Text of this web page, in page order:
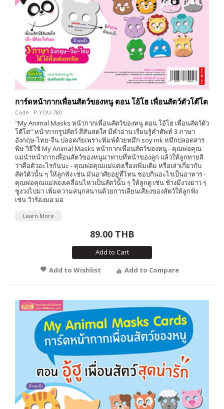
การ์ดหน้ากากเพื่อนสัตว์ของหนู ตอน โอ้โฮ เพื่อนสัตว์ตัวโต๊โต
Code : P-YOU-780
"My Animal Masks หน้ากากเพื่อนสัตว์ของหนู ตอน โอ้โฮ เพื่อนสัตว์ตัว
โต๊โต" หน้ากากรูปสัตว์ สีสันสดใส มีคำอ่าน เรียนรู้คำศัพท์ 3 ภาษา
อังกฤษ-ไทย-จีน ปลอดภัยเพราะพิมพ์ด้วยหมึก soy ink หมึกปลอดสาร
พิษ วิธีใช้ My Animal Masks หน้ากากเพื่อนสัตว์ของหนู - คุณพ่อคุณ
แม่นำหน้ากากเพื่อนสัตว์ของหนูมาทาบที่หน้าของลูก แล้วให้ลูกทายสิ
ว่าคือตัวอะไรกันนะ - คุณพ่อคุณแม่แต่งเรื่องเพิ่มเติม หรือเล่าเกี่ยวกับ
สัตว์ตัวนั้น ๆ ให้ลูกฟัง เช่น มันอาศัยอยู่ที่ไหน ชอบกินอะไรเป็นอาหาร -
คุณพ่อคุณแม่ลองเคลื่อนไหวเป็นสัตว์นั้น ๆ ให้ลูกดู เช่น ช้างมีงวงยาว ๆ
ชูงวงไปมา เพิ่มความสนุกสนานด้วยการเลียนเสียงของสัตว์ให้ลูกฟัง
เช่น วัวร้องมอ มอ
Learn More
89.00 THB
Add to Cart
Add to Wishlist
Add to Compare